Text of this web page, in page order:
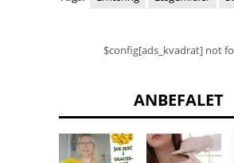
$config[ads_kvadrat] not
ANBEFALET